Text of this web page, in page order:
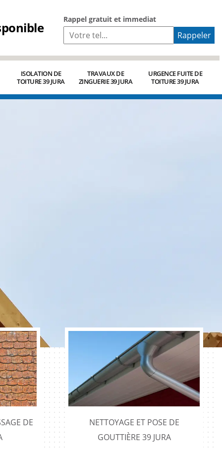
Rappel gratuit et immediat
ISOLATION DE
TOITURE 39 JURA
TRAVAUX DE
ZINGUERIE 39 JURA
URGENCE FUITE DE
TOITURE 39 JURA
DE
NETTOYAGE ET POSE DE
GOUTTIÈRE 39 JURA